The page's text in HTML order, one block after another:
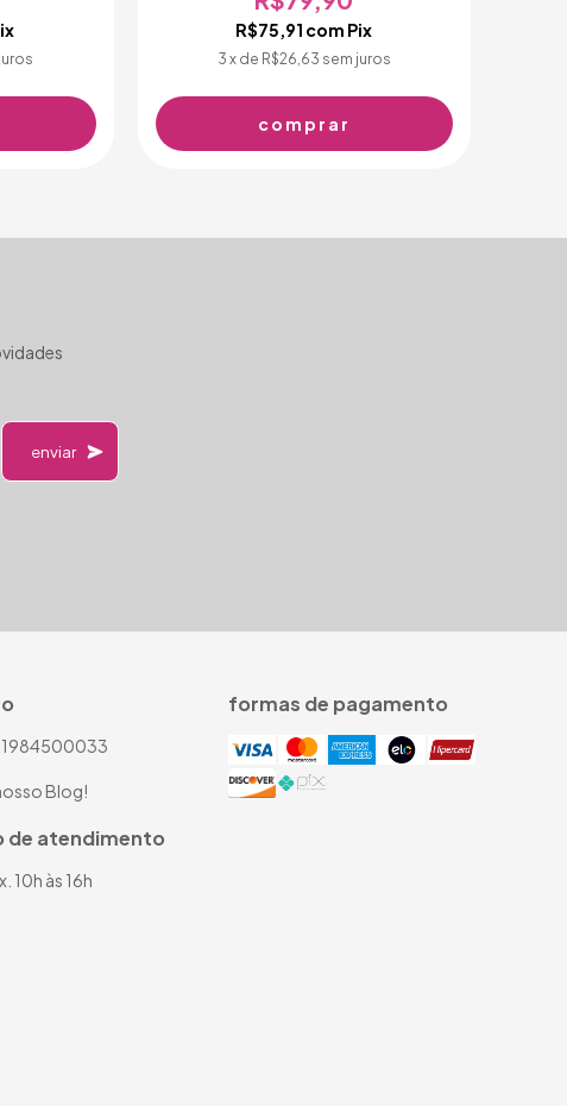
R$75,91 com Pix
3 x de R$26,63 sem juros
Blog!
de atendimento
10h às 16h
formas de pagamento